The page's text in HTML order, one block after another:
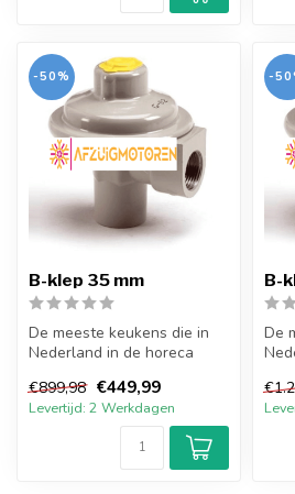
-50%
B-klep 35 mm
De meeste keukens die in
Nederland in de horeca
werken aa...
€899,98 €449,99
Levertijd: 2 Werkdagen
-
B-
De